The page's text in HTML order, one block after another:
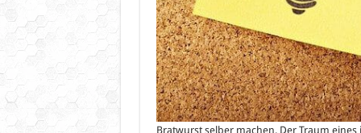
Bratwurst selber machen. Der Traum